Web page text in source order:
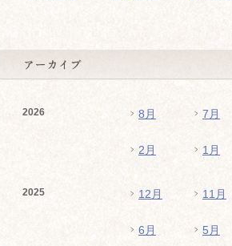
2026 8月 7月
2月 1月
2025 12月 11月
6月 5月